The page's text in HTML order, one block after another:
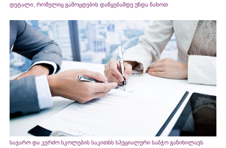
დეტალი, რომელიც გამოცდების დაწყებამდე უნდა ნახოთ
საჯარო და კერძო სკოლების საკითხს სპეციალური საბჭო განიხილავს